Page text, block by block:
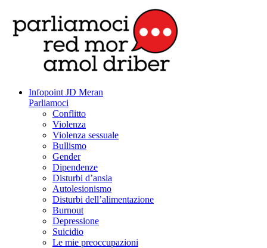
Infopoint JD Meran
Parliamoci
Conflitto
Violenza
Violenza sessuale
Bullismo
Gender
Dipendenze
Disturbi d’ansia
Autolesionismo
Disturbi dell’alimentazione
Burnout
Depressione
Suicidio
Le mie preoccupazioni